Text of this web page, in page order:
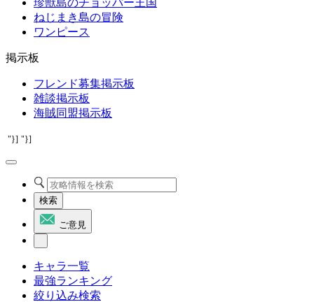
珍獣島のチョッパー王国
ねじまき島の冒険
ワンピース
掲示板
フレンド募集掲示板
雑談掲示板
海賊同盟掲示板
"}] "}]
検索
ご意見
キャラ一覧
最強ランキング
絞り込み検索